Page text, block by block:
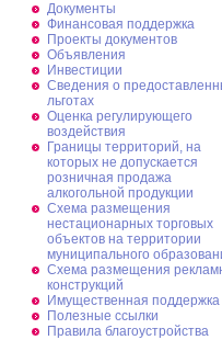
Документы
Финансовая поддержка
Проекты документов
Объявления
Инвестиции
Сведения о
льготах
Оценка регулирующего
воздействия
Границы территорий, на
которых не допускается
розничная продажа
алкогольной продукции
Схема размещения
нестационарных торговых
объектов на территории
муниципального
Схема размещения
конструкций
Имущественная поддержка
Полезные ссылки
Правила благоустройства